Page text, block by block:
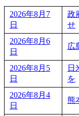
2026年8月7
日
政
せ
2026年8月6
日
広
2026年8月5
日
日
を
2026年8月4
日
熊